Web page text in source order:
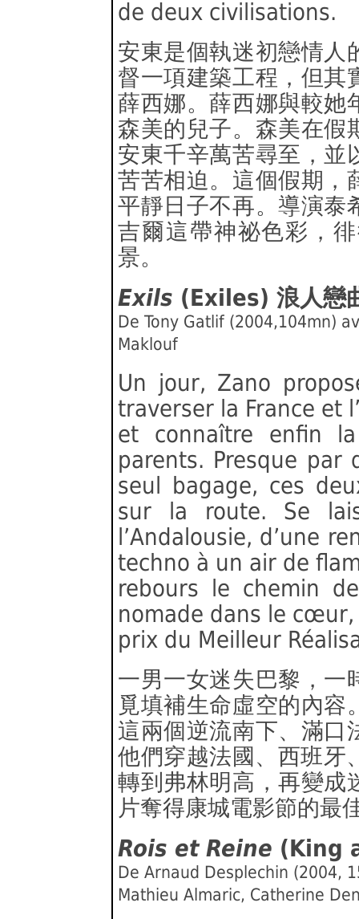
de deux civilisations.
安東是個執迷初戀情人
督一項建築工程，但其
薛西娜。薛西娜與較她
森美的兒子。森美在假
安東千辛萬苦尋至，並
苦苦相迫。這個假期，
平靜日子不再。導演泰
吉爾這帶神祕色彩，
景。
Exils (Exiles) 浪人戀
De Tony Gatlif (2004,104mn)
Maklouf
Un jour, Zano
traverser la France et
et connaître enfin
parents. Presque par
seul bagage, ces
sur la route. Se
l’Andalousie, d’une
techno à un air de
rebours le chemin
nomade dans le
prix du Meilleur
一男一女迷失巴黎，一
覓填補生命虛空的內容
這兩個逆流南下、滿口
他們穿越法國、西班牙
轉到弗林明高，再變成
片奪得康城電影節的最
Rois et Reine (King
De Arnaud Desplechin (2004,
Mathieu Almaric, Catherine